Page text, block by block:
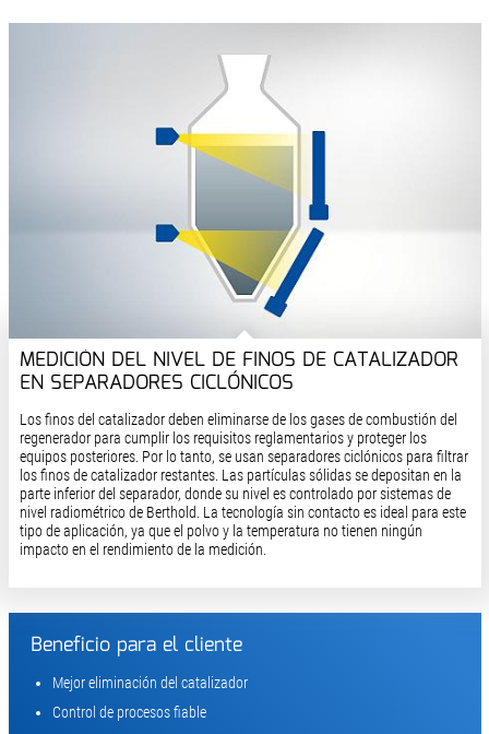
MEDICIÓN DEL NIVEL DE FINOS DE CATALIZADOR
EN SEPARADORES CICLÓNICOS
Los finos del catalizador deben eliminarse de los gases de combustión del
regenerador para cumplir los requisitos reglamentarios y proteger los
equipos posteriores. Por lo tanto, se usan separadores ciclónicos para filtrar
los finos de catalizador restantes. Las partículas sólidas se depositan en la
parte inferior del separador, donde su nivel es controlado por sistemas de
nivel radiométrico de Berthold. La tecnología sin contacto es ideal para este
tipo de aplicación, ya que el polvo y la temperatura no tienen ningún
impacto en el rendimiento de la medición.
Beneficio para el cliente
Mejor eliminación del catalizador
Control de procesos fiable